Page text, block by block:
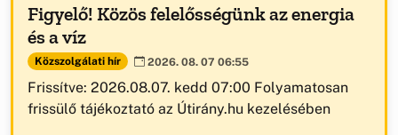
Figyelő! Közös felelősségünk az energia
és a víz
Közszolgálati hír 2026. 08. 07 06:55
Frissítve: 2026.08.07. kedd 07:00 Folyamatosan
frissülő tájékoztató az Útirány.hu kezelésében